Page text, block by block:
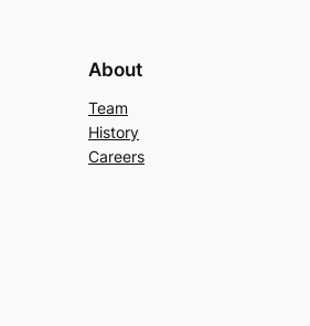
About
Team
History
Careers